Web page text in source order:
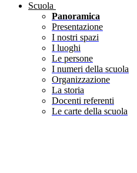
Scuola
Panoramica
Presentazione
I nostri spazi
I luoghi
Le persone
I numeri della scuola
Organizzazione
La storia
Docenti referenti
Le carte della scuola